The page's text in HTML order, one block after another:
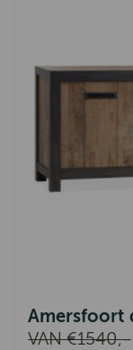
Amersfoort
VAN €1540,-